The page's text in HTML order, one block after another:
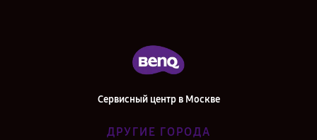
Сервисный центр в Москве
ДРУГИЕ ГОРОДА